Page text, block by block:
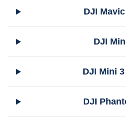
DJI
DJI
DJI Mini 3
DJI